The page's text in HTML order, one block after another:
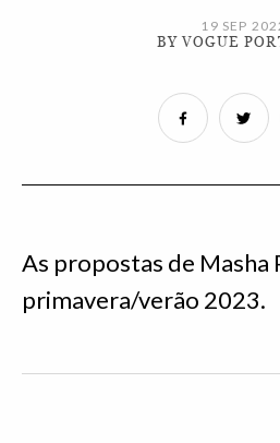
19 SEP
BY VOGUE
As propostas de Masha
primavera/verão 2023.